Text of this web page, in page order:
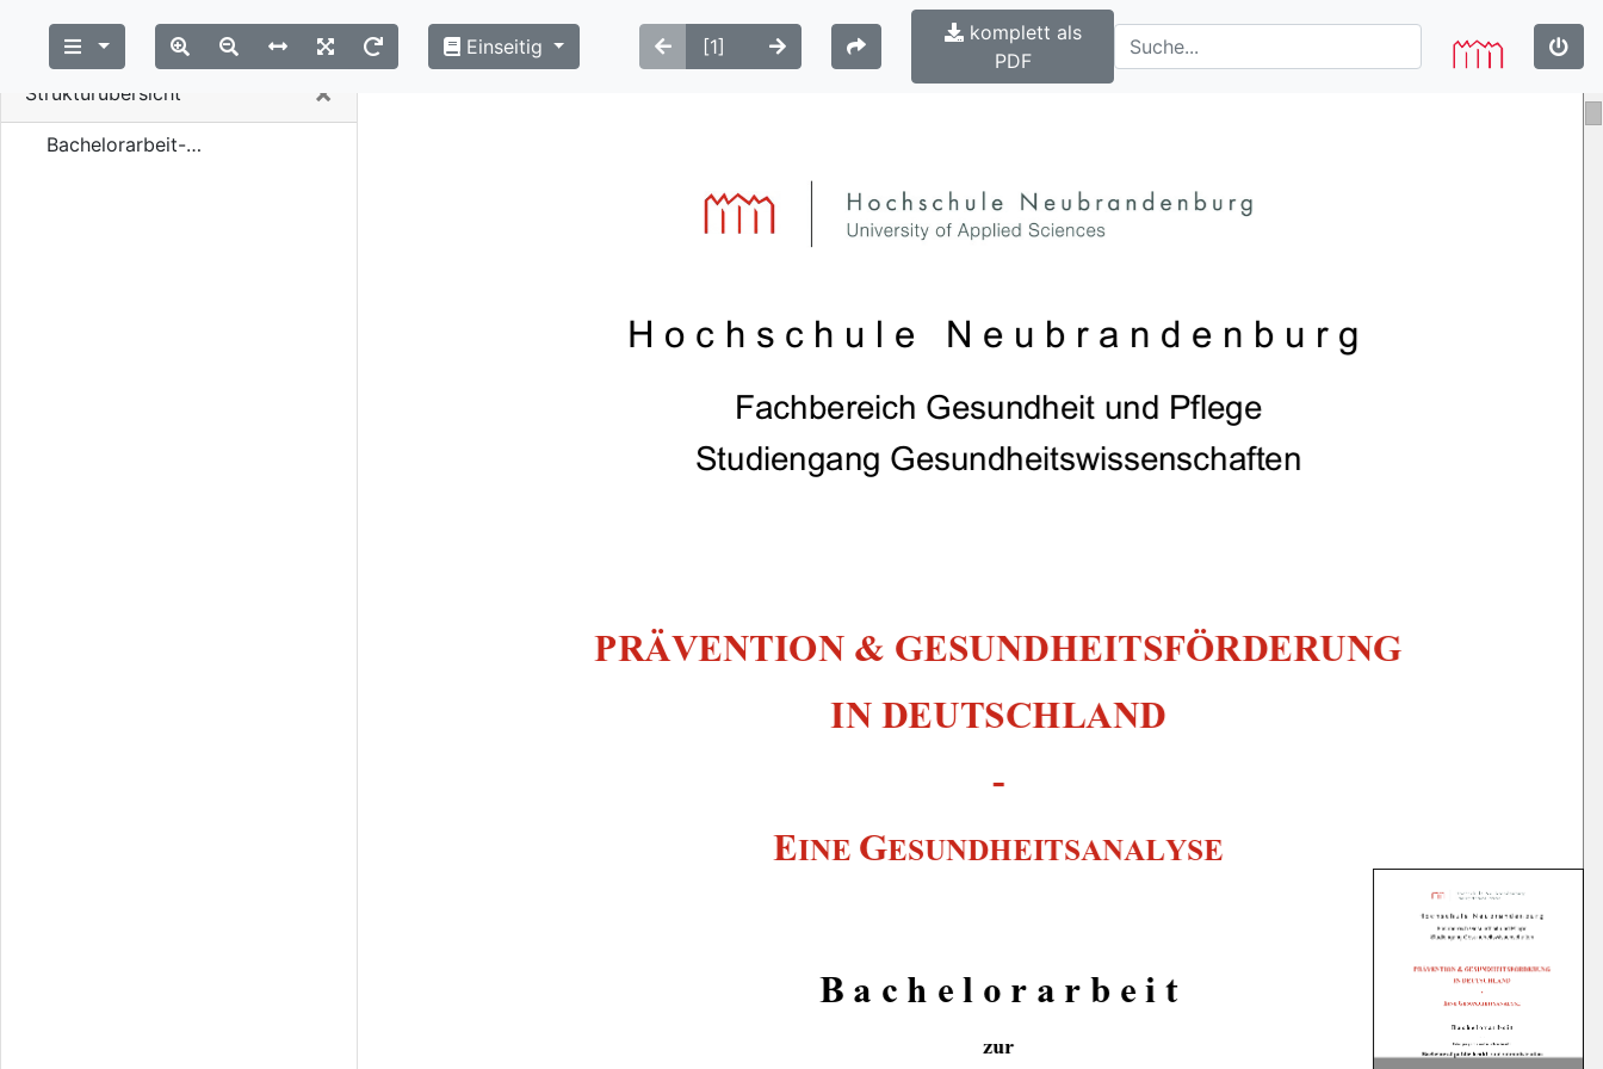
Strukturübersicht × Close
Bachelorarbeit-Schumacher-2009.pdf
Hochschule Neubrandenburg
Fachbereich Gesundheit und Pflege
Studiengang Gesundheitswissenschaften
PRÄVENTION & GESUNDHEITSFÖRDERUNG
IN DEUTSCHLAND
-
EINE GESUNDHEITSANALYSE
B a c h e l o r a r b e i t
zur
Einseitig
komplett als
PDF